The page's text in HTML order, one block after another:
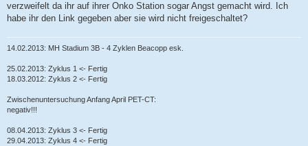
verzweifelt da ihr auf ihrer Onko Station sogar Angst gemacht wird. Ich
habe ihr den Link gegeben aber sie wird nicht freigeschaltet?
14.02.2013: MH Stadium 3B - 4 Zyklen Beacopp esk.
25.02.2013: Zyklus 1 <- Fertig
18.03.2012: Zyklus 2 <- Fertig
Zwischenuntersuchung Anfang April PET-CT:
negativ!!!
08.04.2013: Zyklus 3 <- Fertig
29.04.2013: Zyklus 4 <- Fertig